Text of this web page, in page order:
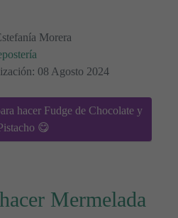
Morera
08 Agosto 2024
hacer Fudge de Chocolate y
😋
Mermelada